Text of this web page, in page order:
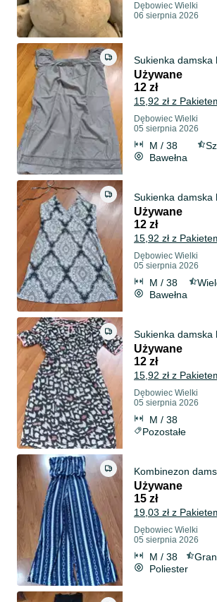
Dębowiec Wielki
06 sierpnia 2026
Sukienka damska
Używane
12 zł
15,92 zł z
Dębowiec Wielki
05 sierpnia 2026
M / 38
Bawełna
Sukienka damska
Używane
12 zł
15,92 zł z
Dębowiec Wielki
05 sierpnia 2026
M / 38
Bawełna
Sukienka damska
Używane
12 zł
15,92 zł z
Dębowiec Wielki
05 sierpnia 2026
M / 38
Pozostałe
Kombinezon
Używane
15 zł
19,03 zł z
Dębowiec Wielki
05 sierpnia 2026
M / 38
Poliester